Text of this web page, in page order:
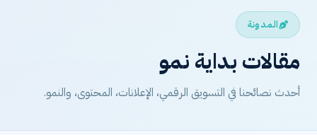
المدونة
مقالات بداية نمو
أحدث نصائحنا في التسويق الرقمي، الإعلانات، المحتوى، والنمو.